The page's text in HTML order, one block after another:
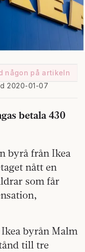
någon på artikeln
2020-01-07
betala 430
byrå från Ikea
nått en
som får
byrån Malm
till tre